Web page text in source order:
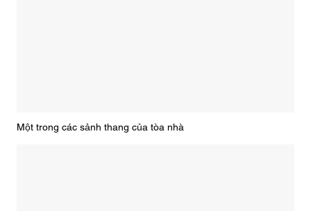
Một trong các sảnh thang của tòa nhà